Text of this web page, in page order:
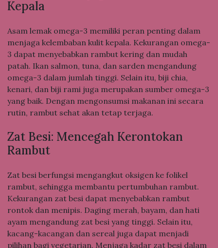
Kepala
Asam lemak omega-3 memiliki peran penting dalam
menjaga kelembaban kulit kepala. Kekurangan omega-
3 dapat menyebabkan rambut kering dan mudah
patah. Ikan salmon, tuna, dan sarden mengandung
omega-3 dalam jumlah tinggi. Selain itu, biji chia,
kenari, dan biji rami juga merupakan sumber omega-3
yang baik. Dengan mengonsumsi makanan ini secara
rutin, rambut sehat akan tetap terjaga.
Zat Besi: Mencegah Kerontokan
Rambut
Zat besi berfungsi mengangkut oksigen ke folikel
rambut, sehingga membantu pertumbuhan rambut.
Kekurangan zat besi dapat menyebabkan rambut
rontok dan menipis. Daging merah, bayam, dan hati
ayam mengandung zat besi yang tinggi. Selain itu,
kacang-kacangan dan sereal juga dapat menjadi
pilihan bagi vegetarian. Menjaga kadar zat besi dalam